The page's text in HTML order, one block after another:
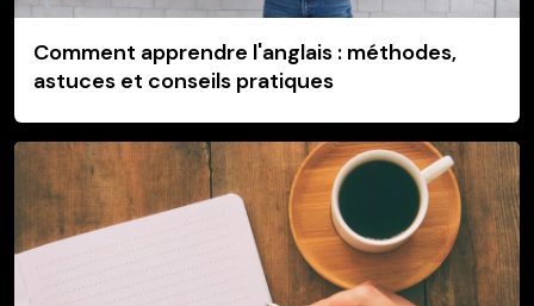
Comment apprendre l'anglais : méthodes,
astuces et conseils pratiques